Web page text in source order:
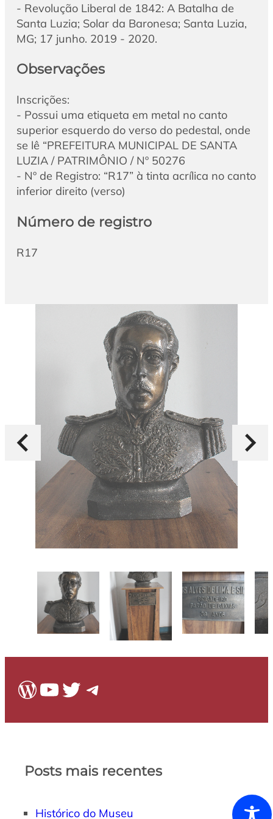
- Revolução Liberal de 1842: A Batalha de
Santa Luzia; Solar da Baronesa; Santa Luzia,
MG; 17 junho. 2019 - 2020.
Observações
Inscrições:
- Possui uma etiqueta em metal no canto
superior esquerdo do verso do pedestal, onde
se lê “PREFEITURA MUNICIPAL DE SANTA
LUZIA / PATRIMÔNIO / Nº 50276
- Nº de Registro: “R17” à tinta acrílica no canto
inferior direito (verso)
Número de registro
R17
WordPress
Youtube
Twitter
Telegram
Posts mais recentes
Histórico do Museu